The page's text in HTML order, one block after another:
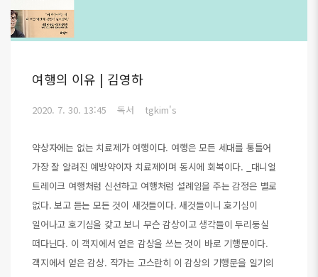
여행의 이유 | 김영하
2020. 7. 30. 13:45 독서 tgkim's
약상자에는 없는 치료제가 여행이다. 여행은 모든 세대를 통틀어
가장 잘 알려진 예방약이자 치료제이며 동시에 회복이다. _대니얼
트레이크 여행처럼 신선하고 여행처럼 설례임을 주는 감정은 별로
없다. 보고 듣는 모든 것이 새것들이다. 새것들이니 호기심이
일어나고 호기심을 갖고 보니 무슨 감상이고 생각들이 두리둥실
떠다닌다. 이 객지에서 얻은 감상을 쓰는 것이 바로 기행문이다.
객지에서 얻은 감상. 작가는 고스란히 이 감상의 기행문을 일기의